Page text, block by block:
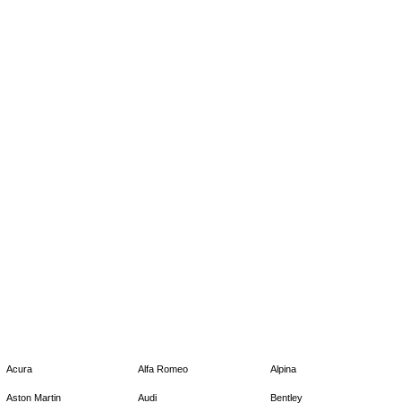
Acura Alfa Romeo Alpina
Aston Martin Audi Bentley